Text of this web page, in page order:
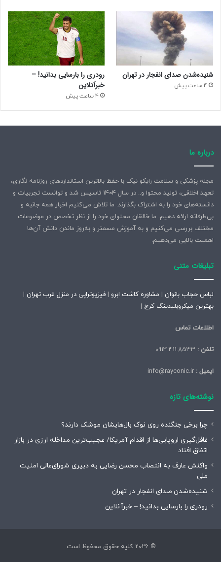
شنیده‌شدن صدای انفجار در تهران
4 ساعت پیش
رودری را بارسایی بدانید! –
خبرآنلاین
4 ساعت پیش
درباره ما
مجله پزشکی و سلامت رایکو نیک با حفظ بالاترین استانداردهای روزنامه نگاری،
تعهد اخلاقی، تولید محتوا و.. در سال ۱۴۰۴ تاسیس شد و توانست تجربیات و
دانسته‌های خود را به اشتراک بگذارند. ما تلاش می‌کنیم اخبار همه جانبه و
بی‌طرفانه ارائه دهیم. ما خالقان محتوای خود را از نظر تخصص در موضوعات
مختلف بررسی می‌کنیم و به آموزش مسمتر و به‌روز ماندن دانش آن‌ها
اهمیت بالایی می‌دهیم.
تبلیغات متنی
لباس حجاب بانوان | مشاوره کاشت ابرو | فیزیوتراپی در منزل غرب تهران |
بهترین میکروبلیدینگ کرج |
اطلاعات تماس
تلفن :
ایمیل :
نوشته‌های تازه
چرا برخی جنگنده روی نوک بال‌هایشان موشک‌ دارند؟
غافل‌گیری اروپایی‌ها از اقدام آمریکا/ عجیب‌ترین مداخله ارزی در بازار
اتفاق افتاد
واکنش عارف به انتصاب محسن رضایی به دبیری شورای‌عالی امنیت
ملی
شنیده‌شدن صدای انفجار در تهران
رودری را بارسایی بدانید! – خبرآنلاین
© 2026 کلیه حقوق محفوظ است.